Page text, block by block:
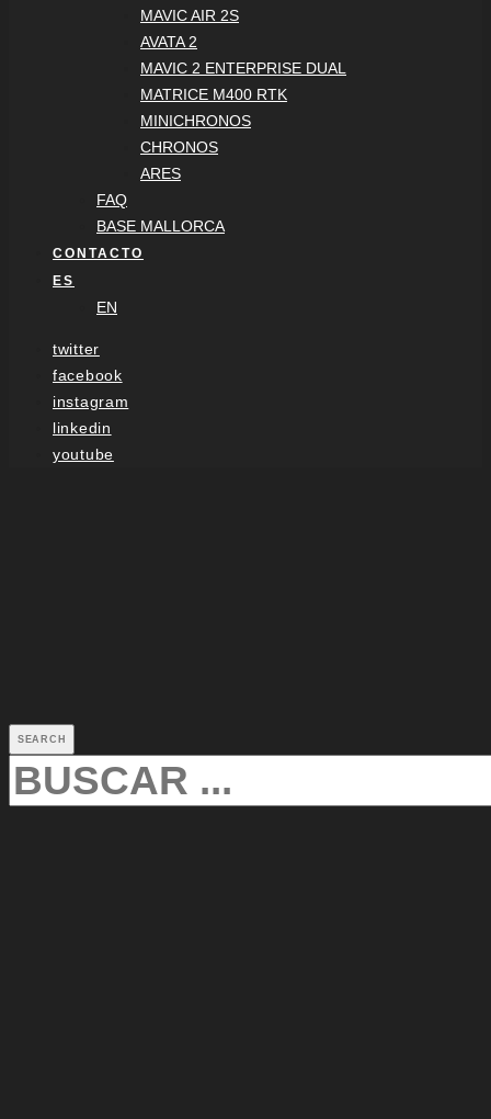
MAVIC AIR 2S
AVATA 2
MAVIC 2 ENTERPRISE DUAL
MATRICE M400 RTK
MINICHRONOS
CHRONOS
ARES
FAQ
BASE MALLORCA
CONTACTO
ES
EN
twitter
facebook
instagram
linkedin
youtube
SEARCH